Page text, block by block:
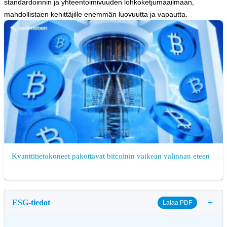
standardoinnin ja yhteentoimivuuden lohkoketjumaailmaan,
mahdollistaen kehittäjille enemmän luovuutta ja vapautta.
Kvanttitietokoneet pakottavat bitcoinin vaikean valinnan eteen
ESG-tiedot Lataa PDF +